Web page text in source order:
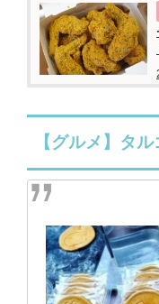
【グルメ】タル